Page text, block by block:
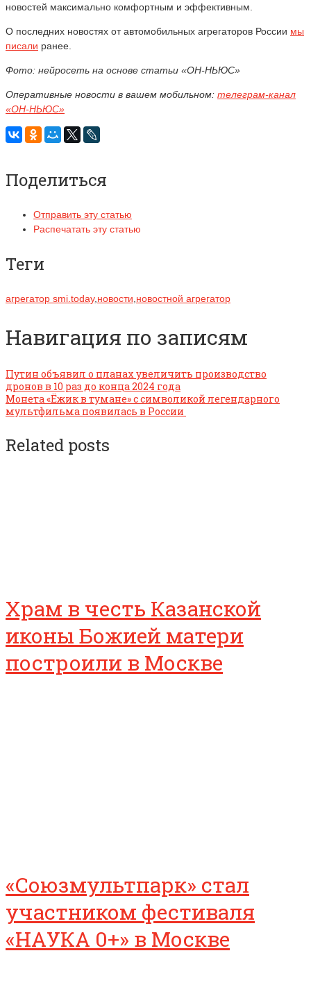
новостей максимально комфортным и эффективным.
О последних новостях от автомобильных агрегаторов России мы
писали ранее.
Фото: нейросеть на основе статьи «ОН-НЬЮС»
Оперативные новости в вашем мобильном: телеграм-канал
«ОН-НЬЮС»
Поделиться
Отправить эту статью
Распечатать эту статью
Теги
агрегатор smi.today, новости новостной агрегатор
Навигация по записям
Путин объявил о планах увеличить производство
дронов в 10 раз до конца 2024 года
Монета «Ёжик в тумане» с символикой легендарного
мультфильма появилась в России
Related posts
Храм в честь Казанской
иконы Божией матери
построили в Москве
«Союзмультпарк» стал
участником фестиваля
«НАУКА 0+» в Москве